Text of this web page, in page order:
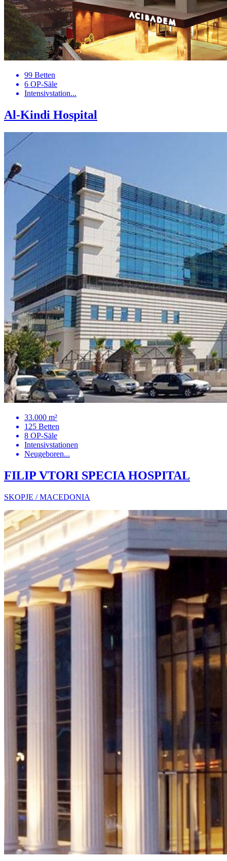
99 Betten
6 OP-Säle
Intensivstation...
Al-Kindi Hospital
33.000 m²
125 Betten
8 OP-Säle
Intensivstationen
Neugeboren...
FILIP VTORI SPECIA HOSPITAL
SKOPJE / MACEDONIA